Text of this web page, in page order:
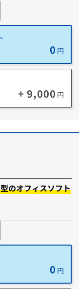
化することでパソコン
コンを遠隔操作する
データを利用したいと
る機能です。
0 円
+ 9,000 円
のオフィスソフト
0 円